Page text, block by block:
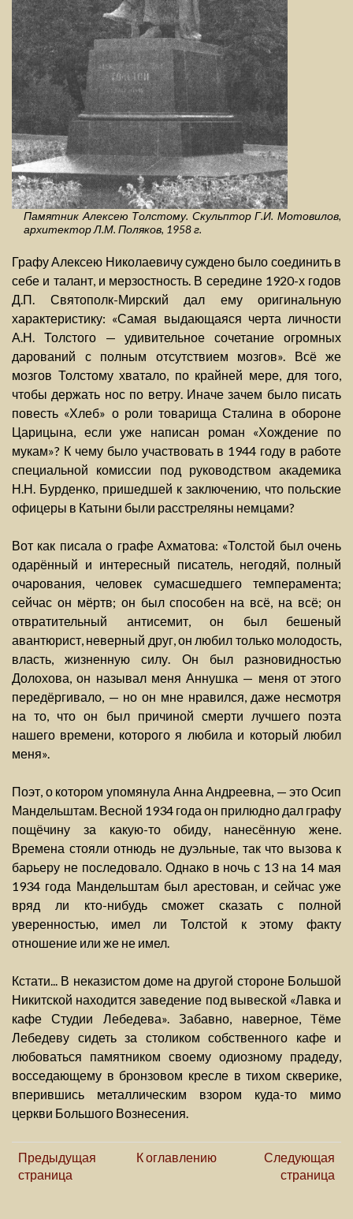
Памятник Алексею Толстому. Скульптор Г.И. Мотовилов,
архитектор Л.М. Поляков, 1958 г.
Графу Алексею Николаевичу суждено было соединить в
себе и талант, и мерзостность. В середине 1920-х годов
Д.П. Святополк-Мирский дал ему оригинальную
характеристику: «Самая выдающаяся черта личности
А.Н. Толстого — удивительное сочетание огромных
дарований с полным отсутствием мозгов». Всё же
мозгов Толстому хватало, по крайней мере, для того,
чтобы держать нос по ветру. Иначе зачем было писать
повесть «Хлеб» о роли товарища Сталина в обороне
Царицына, если уже написан роман «Хождение по
мукам»? К чему было участвовать в 1944 году в работе
специальной комиссии под руководством академика
Н.Н. Бурденко, пришедшей к заключению, что польские
офицеры в Катыни были расстреляны немцами?
Вот как писала о графе Ахматова: «Толстой был очень
одарённый и интересный писатель, негодяй, полный
очарования, человек сумасшедшего темперамента;
сейчас он мёртв; он был способен на всё, на всё; он
отвратительный антисемит, он был бешеный
авантюрист, неверный друг, он любил только молодость,
власть, жизненную силу. Он был разновидностью
Долохова, он называл меня Аннушка — меня от этого
передёргивало, — но он мне нравился, даже несмотря
на то, что он был причиной смерти лучшего поэта
нашего времени, которого я любила и который любил
меня».
Поэт, о котором упомянула Анна Андреевна, — это Осип
Мандельштам. Весной 1934 года он прилюдно дал графу
пощёчину за какую-то обиду, нанесённую жене.
Времена стояли отнюдь не дуэльные, так что вызова к
барьеру не последовало. Однако в ночь с 13 на 14 мая
1934 года Мандельштам был арестован, и сейчас уже
вряд ли кто-нибудь сможет сказать с полной
уверенностью, имел ли Толстой к этому факту
отношение или же не имел.
Кстати... В неказистом доме на другой стороне Большой
Никитской находится заведение под вывеской «Лавка и
кафе Студии Лебедева». Забавно, наверное, Тёме
Лебедеву сидеть за столиком собственного кафе и
любоваться памятником своему одиозному прадеду,
восседающему в бронзовом кресле в тихом скверике,
вперившись металлическим взором куда-то мимо
церкви Большого Вознесения.
Предыдущая
страница
К оглавлению
Следующая
страница